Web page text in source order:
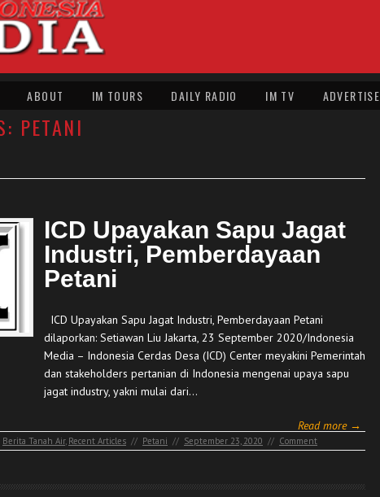
ABOUT IM TOURS DAILY RADIO IM TV ADVERTISE
PETANI
ICD Upayakan Sapu Jagat
Industri, Pemberdayaan
Petani
ICD Upayakan Sapu Jagat Industri, Pemberdayaan Petani
dilaporkan: Setiawan Liu Jakarta, 23 September 2020/Indonesia
Media – Indonesia Cerdas Desa (ICD) Center meyakini Pemerintah
dan stakeholders pertanian di Indonesia mengenai upaya sapu
jagat industry, yakni mulai dari…
Read more →
Berita Tanah Air, Recent Articles // Petani // September 23, 2020 // Comment